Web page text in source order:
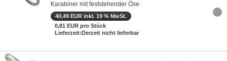
Karabiner mit feststehender Öse
40,49 EUR inkl. 19 % MwSt.
0,81 EUR pro Stück
Lieferzeit:Derzeit nicht lieferbar